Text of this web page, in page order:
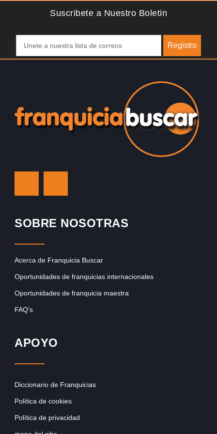
Suscribete a Nuestro Boletin
Registro
SOBRE NOSOTRAS
Acerca de Franquicia Buscar
Oportunidades de franquicias internacionales
Oportunidades de franquicia maestra
FAQ’s
APOYO
Diccionario de Franquicias
Política de cookies
Política de privacidad